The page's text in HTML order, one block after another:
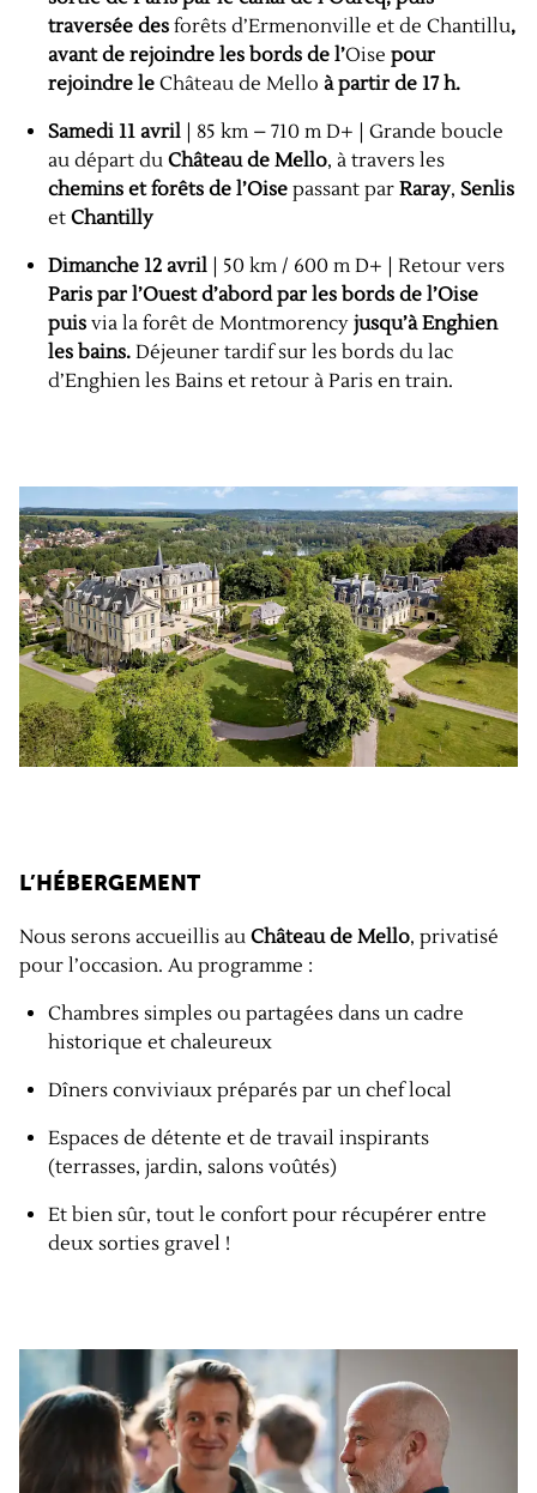
traversée des forêts d’Ermenonville et de Chantillu,
avant de rejoindre les bords de l’Oise pour
rejoindre le Château de Mello à partir de 17 h.
Samedi 11 avril | 85 km – 710 m D+ | Grande boucle
au départ du Château de Mello, à travers les
chemins et forêts de l’Oise passant par Raray, Senlis
et Chantilly
Dimanche 12 avril | 50 km / 600 m D+ | Retour vers
Paris par l’Ouest d’abord par les bords de l’Oise
puis via la forêt de Montmorency jusqu’à Enghien
les bains. Déjeuner tardif sur les bords du lac
d’Enghien les Bains et retour à Paris en train.
L’HÉBERGEMENT
Nous serons accueillis au Château de Mello, privatisé
pour l’occasion. Au programme :
Chambres simples ou partagées dans un cadre
historique et chaleureux
Dîners conviviaux préparés par un chef local
Espaces de détente et de travail inspirants
(terrasses, jardin, salons voûtés)
Et bien sûr, tout le confort pour récupérer entre
deux sorties gravel !